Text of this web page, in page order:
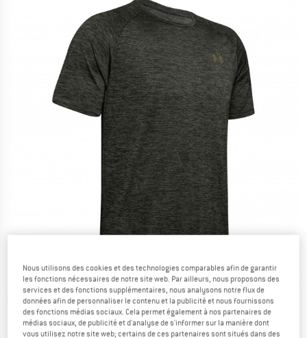
Photos détaillées
Nous utilisons des cookies et des technologies comparables afin de garantir
les fonctions nécessaires de notre site web. Par ailleurs, nous proposons des
services et des fonctions supplémentaires, nous analysons notre flux de
données afin de personnaliser le contenu et la publicité et nous fournissons
des fonctions médias sociaux. Cela permet également à nos partenaires de
médias sociaux, de publicité et d'analyse de s'informer sur la manière dont
vous utilisez notre site web; certains de ces partenaires sont situés dans des